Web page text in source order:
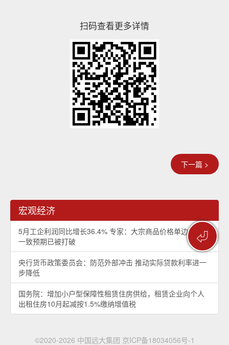
⏎
扫码查看更多详情
下一篇 >
宏观经济
5月工企利润同比增长36.4% 专家：大宗商品价格单边上涨的
一致预期已被打破
央行货币政策委员会：防范外部冲击 推动实际贷款利率进一
步降低
国务院：增加小户型保障性租赁住房供给，租赁企业向个人
出租住房10月起减按1.5%缴纳增值税
©2020-2026 中国远大集团 京ICP备18034056号-1